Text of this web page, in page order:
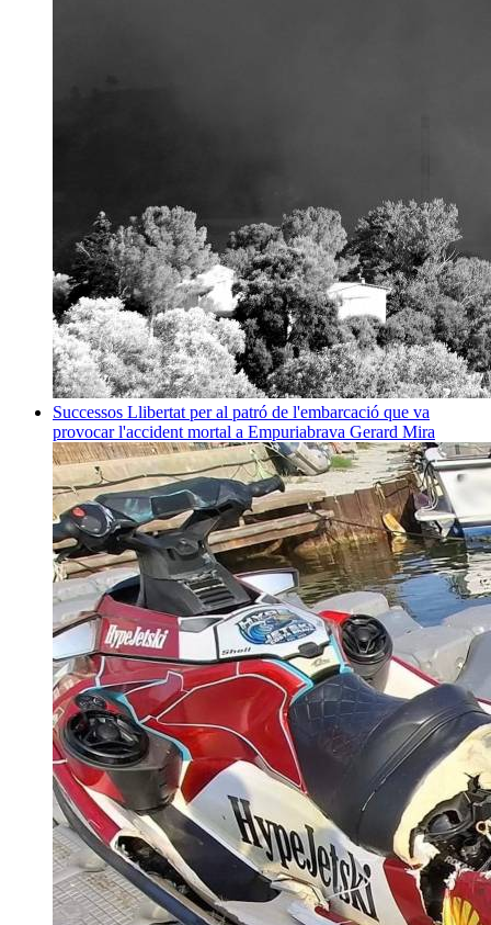
Successos Llibertat per al patró de l'embarcació que va
provocar l'accident mortal a Empuriabrava Gerard Mira